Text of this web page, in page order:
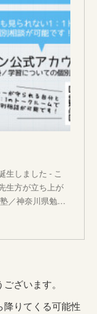
生しました - こ
生方が立ち上が
／神奈川県勉…
ざいます。
りてくる可能性